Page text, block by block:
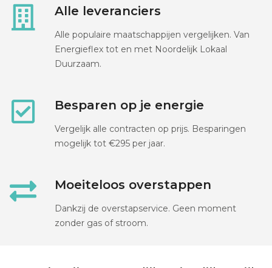
Alle leveranciers
Alle populaire maatschappijen vergelijken. Van
Energieflex tot en met Noordelijk Lokaal
Duurzaam.
Besparen op je energie
Vergelijk alle contracten op prijs. Besparingen
mogelijk tot €295 per jaar.
Moeiteloos overstappen
Dankzij de overstapservice. Geen moment
zonder gas of stroom.